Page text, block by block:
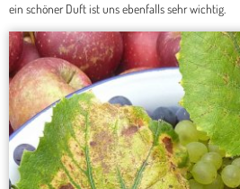
ein schöner Duft ist uns ebenfalls sehr wichtig.